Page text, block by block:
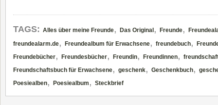
TAGS: Alles über meine Freunde, Das Original , Freunde,
freundealarm.de, Freundealbum für Erwachsene, freundebuch,
Freundebücher, Freundesbücher, Freundin, Freundinnen,
Freundschaftsbuch für Erwachsene, geschenk, Geschenkbuch,
Poesiealben, Poesiealbum , Steckbrief